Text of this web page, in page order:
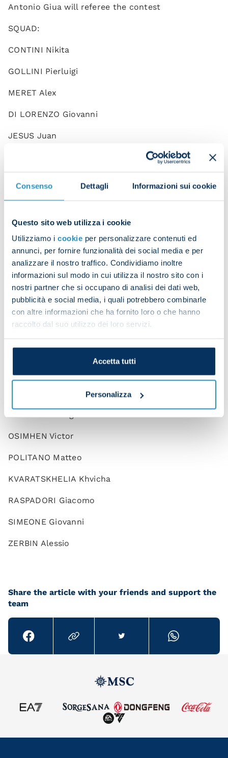
Consenso Dettagli Informazioni sui cookie
Questo sito web utilizza i cookie
Utilizziamo i cookie per personalizzare contenuti ed
annunci, per fornire funzionalità dei social media e per
analizzare il nostro traffico. Condividiamo inoltre
informazioni sul modo in cui utilizza il nostro sito con i
nostri partner che si occupano di analisi dei dati web,
pubblicità e social media, i quali potrebbero combinarle
con altre informazioni che ha fornito loro o che hanno
raccolto dal suo utilizzo dei loro servizi.
Accetta tutti
Personalizza
Antonio Giua will referee the contest
SQUAD:
CONTINI Nikita
GOLLINI Pierluigi
MERET Alex
DI LORENZO Giovanni
JESUS Juan
OLIVERA Mathias
OSTIGARD Leo
RRAHMANI Amir
ZANOLI Alessandro
ANGUISSA Frank
CAJUSTE Jens
ELMAS Elif
LOBOTKA Stanislav
OSIMHEN Victor
POLITANO Matteo
KVARATSKHELIA Khvicha
RASPADORI Giacomo
SIMEONE Giovanni
ZERBIN Alessio
Share the article with your friends and support the
team